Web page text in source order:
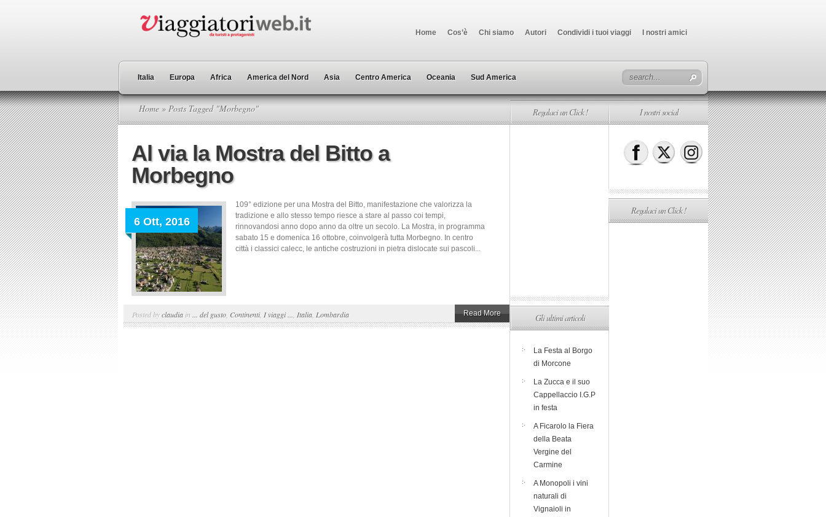
Home Cos’è Chi siamo Autori Condividi i tuoi viaggi I nostri amici
Italia Europa Africa America del Nord Asia Centro America Oceania Sud America
Home » Posts Tagged "Morbegno"
Al via la Mostra del Bitto a
Morbegno
6 Ott, 2016
109° edizione per una Mostra del Bitto, manifestazione che valorizza la
tradizione e allo stesso tempo riesce a stare al passo coi tempi,
rinnovandosi anno dopo anno da oltre un secolo. La Mostra, in programma
sabato 15 e domenica 16 ottobre, coinvolgerà tutta Morbegno. In centro
città i classici calecc, le antiche costruzioni in pietra dislocate sui pascoli...
Posted byclaudia in ... del gusto Continenti, I viaggi ... Italia Lombardia Read More
Regalaci un Click !
Gli ultimi articoli
La Festa al Borgo
di Morcone
La Zucca e il suo
Cappellaccio I.G.P
in festa
A Ficarolo la Fiera
della Beata
Vergine del
Carmine
A Monopoli i vini
naturali di
Vignaioli in
I nostri social
Regalaci un Click !